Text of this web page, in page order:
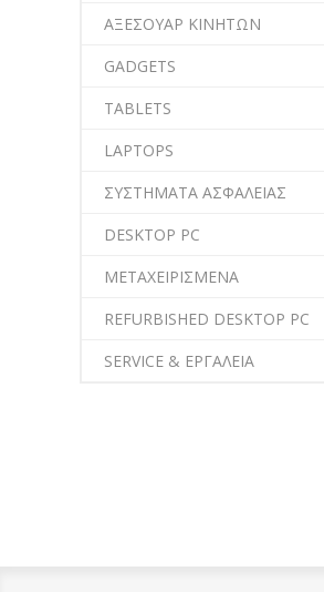
ΑΞΕΣΟΥΑΡ ΚΙΝΗΤΩΝ
GADGETS
TABLETS
LAPTOPS
ΣΥΣΤΗΜΑΤΑ ΑΣΦΑΛΕΙΑΣ
DESKTOP PC
ΜΕΤΑΧΕΙΡΙΣΜΕΝΑ
REFURBISHED DESKTOP PC
SERVICE & ΕΡΓΑΛΕΙΑ